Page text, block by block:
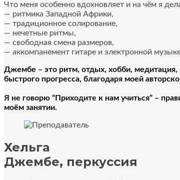
Что меня особенно вдохновляет и на чём я
— ритмика Западной Африки,
— традиционное солирование,
— нечетные ритмы,
— свободная смена размеров,
— аккомпанемент гитаре и электронной
Джембе – это ритм, отдых, хобби, медитация,
быстрого прогресса, благодаря моей
Я не говорю “Приходите к нам учиться” –
моём занятии.
Хельга
Джембе, перкуссия